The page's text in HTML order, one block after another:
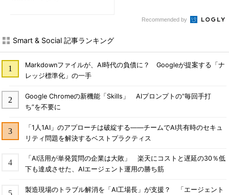
Recommended by
Smart & Social 記事ランキング
Markdownファイルが、AI時代の負債に？ Googleが提案する「ナ
レッジ標準化」の一手
Google Chromeの新機能「Skills」 AIプロンプトの“毎回手打
ち”を不要に
「1人1AI」のアプローチは破綻する――チームでAI共有時のセキュ
リティ問題を解決するベストプラクティス
「AI活用が単発質問の企業は大敗」 楽天にコストと遅延の30％低
下も達成させた、AIエージェント運用の勝ち筋
製造現場のトラブル解消を「AI工場長」が支援？ 「エージェント